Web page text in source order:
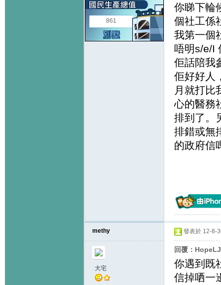
861
你睇下輪
個社工係
我第一個
唔明s/e/I
佢話陪我
佢好好人
月就打比
心的醫務
排到了。
排錯或無
的政府信
methy
大宅
發表於 12-8-
回覆：
你遇到既
信掉哂一